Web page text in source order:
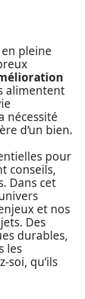
pleine
alimentent
nécessité
d’un bien.
pour
conseils,
Dans cet
et nos
Des
durables,
les
soi, qu’ils